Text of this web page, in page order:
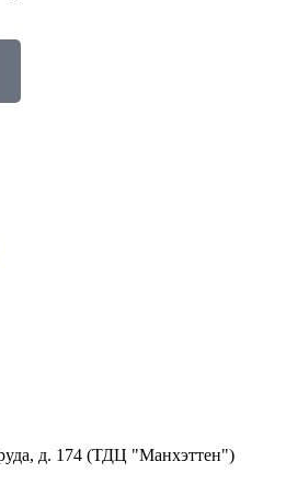
д. 174 (ТДЦ "Манхэттен")